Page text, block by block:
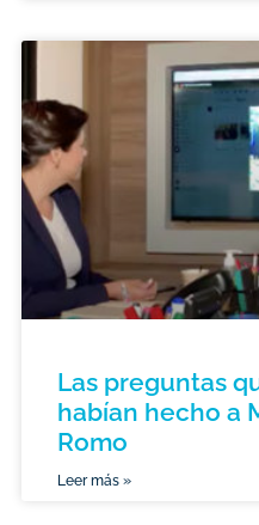
Las preguntas
habían hecho a
Romo
Leer más »